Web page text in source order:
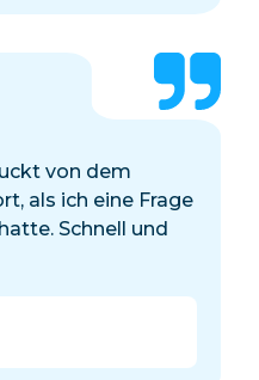
von dem
als ich eine Frage
Schnell und